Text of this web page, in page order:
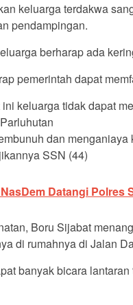
keluarga terdakwa
pendampingan.
berharap ada
pemerintah dapat
keluarga tidak dapat
dan
SSN (44)
Datangi Polres
Boru Sijabat
di rumahnya di Jalan
banyak bicara